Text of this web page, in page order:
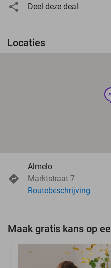
Deel deze deal
Locaties
Almelo
Marktstraat 7
Routebeschrijving